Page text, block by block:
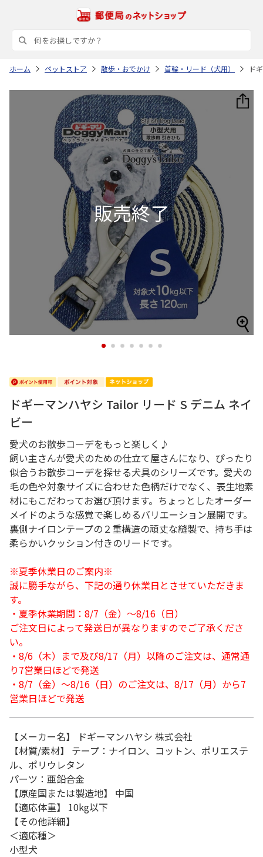
ホーム ペットストア 散歩・おでかけ 首輪・リード（犬用） ド
1 2 3 4 5 6 7
ドギーマンハヤシ Tailor リード S デニム ネイ
ビー
愛犬のお散歩コーデをもっと楽しく♪
飼い主さんが愛犬のための仕立て屋さんになり、ぴったり
似合うお散歩コーデを探せる犬具のシリーズです。愛犬の
毛の色や対象サイズに合わせた色柄だけでなく、表生地素
材にもこだわってお選び頂けます。ちょっとしたオーダー
メイドのような感覚で楽しめるバリエーション展開です。
裏側ナイロンテープの２重構造の頑丈な縫製で、持ち手は
柔らかいクッション付きのリードです。
※夏季休業日のご案内※
誠に勝手ながら、下記の通り休業日とさせていただきま
す。
・夏季休業期間：8/7（金）～8/16（日）
ご注文日によって発送日が異なりますのでご了承くださ
い。
・8/6（木）まで及び8/17（月）以降のご注文は、通常通
り7営業日ほどで発送
・8/7（金）～8/16（日）のご注文は、8/17（月）から7
営業日ほどで発送
【メーカー名】 ドギーマンハヤシ 株式会社
【材質/素材】 テープ：ナイロン、コットン、ポリエステ
ル、ポリウレタン
パーツ：亜鉛合金
【原産国または製造地】 中国
【適応体重】 10kg以下
【その他詳細】
＜適応種＞
小型犬